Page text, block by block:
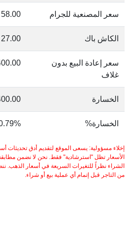
سعر المصنعية للجرام 58.00
الكاش باك 27.00
سعر إعادة البيع بدون
غلاف
الخسارة
الخسارة%
إخلاء مسؤولية: يسعى الموقع لتقديم أدق تحديثات
الأسعار تظل "استرشادية" فقط. نحن لا نضمن
الشراء نظراً للتغيرات السريعة في أسعار الذهب.
من التاجر قبل إتمام أي عملية بيع أو شراء.